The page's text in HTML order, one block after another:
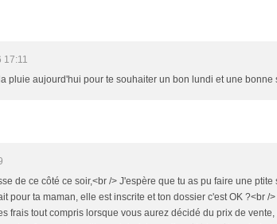
pluie aujourd'hui pour te souhaiter un bon lundi et une bonne
de ce côté ce soir,<br /> J'espère que tu as pu faire une
pour ta maman, elle est inscrite et ton dossier c'est OK ?<br /
frais tout compris lorsque vous aurez décidé du prix de